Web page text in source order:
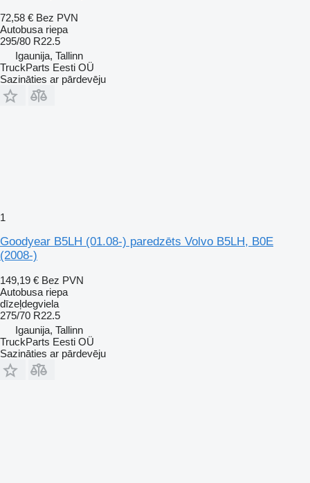
72,58 € Bez PVN
Autobusa riepa
295/80 R22.5
Igaunija, Tallinn
TruckParts Eesti OÜ
Sazināties ar pārdevēju
1
Goodyear B5LH (01.08-) paredzēts Volvo B5LH, B0E
(2008-)
149,19 € Bez PVN
Autobusa riepa
dīzeļdegviela
275/70 R22.5
Igaunija, Tallinn
TruckParts Eesti OÜ
Sazināties ar pārdevēju